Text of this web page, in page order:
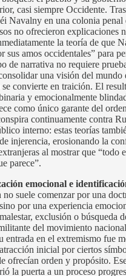
casi siempre Occidente.
Navalny en una colonia penal
no ofrecieron explicaciones
la teoría de que
sus amos occidentales” para
de narrativa no requiere
una visión del mundo
convierte en traición. El
y emocionalmente
como único garante del
continuamente contra
interno: estas teorías
injerencia, erosionando la
al mostrar que “todo
parece”.
emocional e
no suele comenzar por una
por una experiencia
exclusión o búsqueda
del movimiento
entrada en el extremismo fue
inicial por ciertos
ofrecían orden y propósito.
la puerta a un proceso